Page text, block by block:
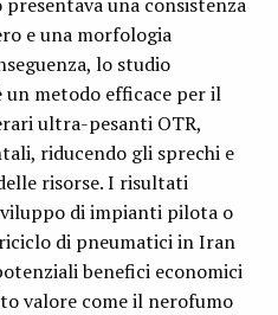
e una morfologia
lo studio
un metodo efficace per il
ultra-pesanti OTR,
riducendo gli sprechi e
risorse. I risultati
di impianti pilota o
di pneumatici in Iran
benefici economici
valore come il nerofumo